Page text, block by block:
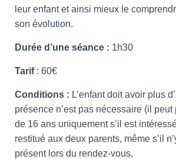
leur enfant et ainsi mieux le
son évolution.
Durée d’une séance : 1h30
Tarif: 60€
Conditions : L’enfant doit avoir plus
présence n’est pas nécessaire (il
de 16 ans uniquement s’il est
restitué aux deux parents, même s’il
présent lors du rendez-vous.